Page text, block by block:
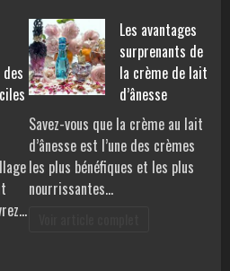
Les avantages
surprenants de
la crème de lait
d’ânesse
Savez-vous que la crème au lait
d’ânesse est l’une des crèmes
les plus bénéfiques et les plus
nourrissantes…